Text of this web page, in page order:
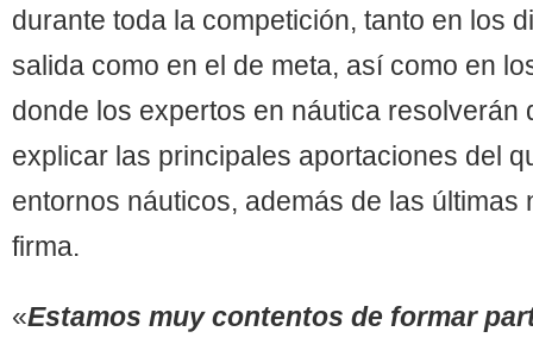
durante toda la competición, tanto en los
salida como en el de meta, así como en
donde los expertos en náutica resolverán
explicar las principales aportaciones del
entornos náuticos, además de las últimas
firma.
«Estamos muy contentos de formar